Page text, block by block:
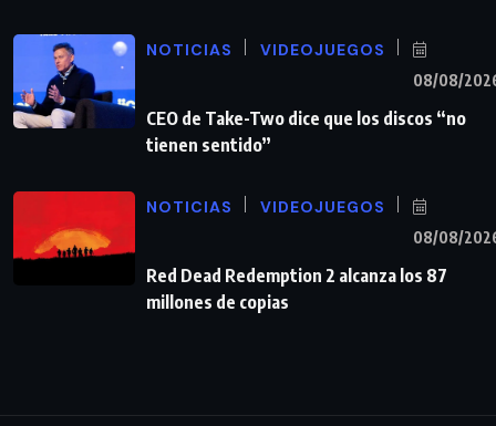
NOTICIAS VIDEOJUEGOS
08/08/
CEO de Take-Two dice que los discos “no
tienen sentido”
NOTICIAS VIDEOJUEGOS
08/08/
Red Dead Redemption 2 alcanza los 87
millones de copias